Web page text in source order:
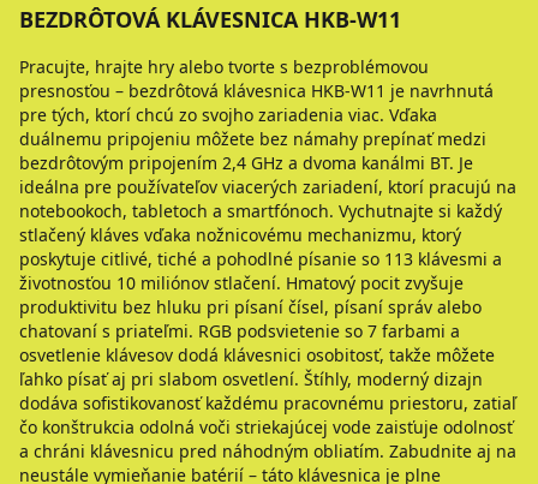
BEZDRÔTOVÁ KLÁVESNICA HKB-W11
Pracujte, hrajte hry alebo tvorte s bezproblémovou
presnosťou – bezdrôtová klávesnica HKB-W11 je navrhnutá
pre tých, ktorí chcú zo svojho zariadenia viac. Vďaka
duálnemu pripojeniu môžete bez námahy prepínať medzi
bezdrôtovým pripojením 2,4 GHz a dvoma kanálmi BT. Je
ideálna pre používateľov viacerých zariadení, ktorí pracujú na
notebookoch, tabletoch a smartfónoch. Vychutnajte si každý
stlačený kláves vďaka nožnicovému mechanizmu, ktorý
poskytuje citlivé, tiché a pohodlné písanie so 113 klávesmi a
životnosťou 10 miliónov stlačení. Hmatový pocit zvyšuje
produktivitu bez hluku pri písaní čísel, písaní správ alebo
chatovaní s priateľmi. RGB podsvietenie so 7 farbami a
osvetlenie klávesov dodá klávesnici osobitosť, takže môžete
ľahko písať aj pri slabom osvetlení. Štíhly, moderný dizajn
dodáva sofistikovanosť každému pracovnému priestoru, zatiaľ
čo konštrukcia odolná voči striekajúcej vode zaisťuje odolnosť
a chráni klávesnicu pred náhodným obliatím. Zabudnite aj na
neustále vymieňanie batérií – táto klávesnica je plne